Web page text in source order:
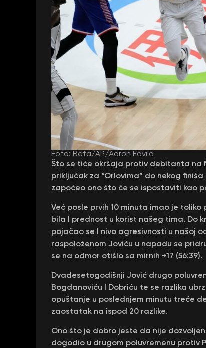
Foto: Beta/AP/Aaron Favila
Što se tiče okršaja protiv debitanta na
priključak za “Orlovima” do nekog
započeo ono što će se ispostaviti kao
Već posle prvih 10 minuta imao je
bila I prednost u korist našeg tima. Do
pojačao se I nivo agresivnosti u našoj
raspoloženom Joviću u napadu se
se na odmor otišlo sa mirnih +17 (56:39).
Dvadesetogodišnji Jović drugo
Bogdanoviću I Dobriću te se razlika
opuštanje u poslednjem minutu treće
zaostatak na ispod 20 razlike.
Ono što je dobro jeste da nije
dogodio u drugom poluvremenu protiv